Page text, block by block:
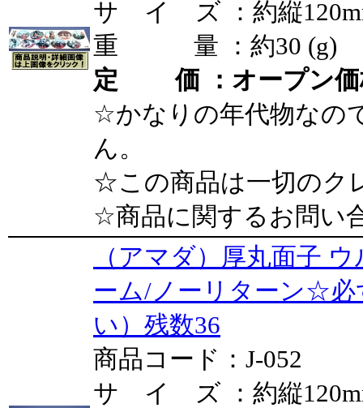
サ イ ズ ：約縦
重 量 ：約30 (g)
定 価 ：オープン価
☆かなりの年代物なの
ん。
☆この商品は一切のク
☆商品に関するお問い
（アマダ）厚丸面子
ーム/ノーリターン☆必
い）残数36
商品コード：J-052
サ イ ズ ：約縦